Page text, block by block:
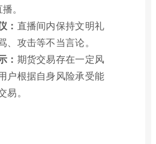
。
： 直播间内保持文明礼
、攻击等不当言论。
： 期货交易存在一定风
户根据自身风险承受能
易。